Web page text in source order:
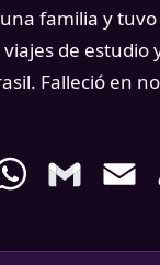
familia y
de
Falleció en
WhatsAppGmail